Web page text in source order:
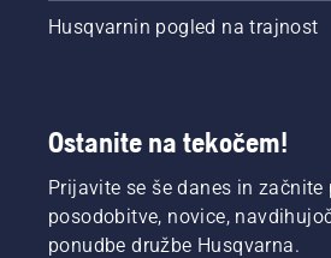
Husqvarnin pogled na trajnost
Ostanite na tekočem!
Prijavite se še danes in začnite
posodobitve, novice,
ponudbe družbe Husqvarna.